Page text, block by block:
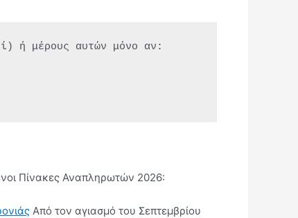
ή μέρους αυτών μόνο αν:
Πίνακες Αναπληρωτών 2026:
Από τον αγιασμό του Σεπτεμβρίου